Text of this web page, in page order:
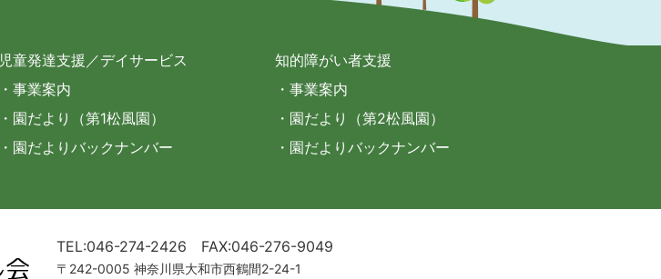
児童発達支援／デイサービス
・事業案内
・園だより（第1松風園）
・園だよりバックナンバー
知的障がい者支援
・事業案内
・園だより（第2松風園）
・園だよりバックナンバー
TEL:046-274-2426 FAX:046-276-9049
〒242-0005 神奈川県大和市西鶴間2-24-1